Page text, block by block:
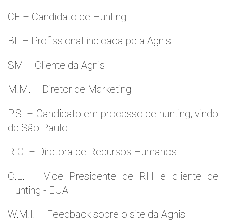
CF – Candidato de Hunting
BL – Profissional indicada pela Agnis
SM – Cliente da Agnis
M.M. – Diretor de Marketing
P.S. – Candidato em processo de hunting, vindo
de São Paulo
R.C. – Diretora de Recursos Humanos
C.L. – Vice Presidente de RH e cliente de
Hunting - EUA
W.M.l. – Feedback sobre o site da Agnis